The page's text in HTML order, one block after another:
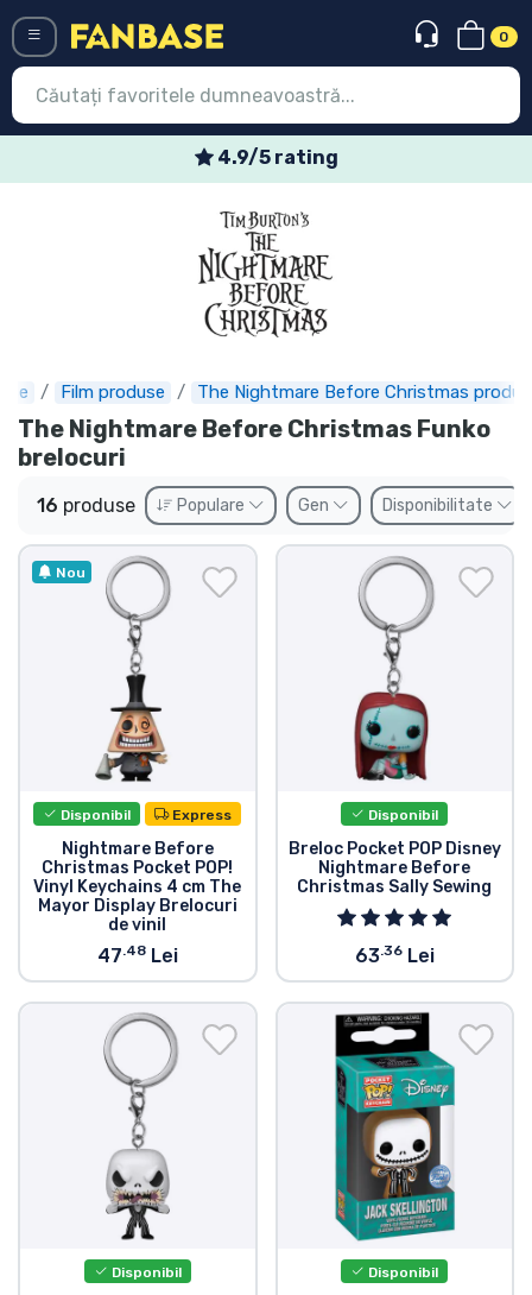
0
4.9/5 rating
Film produse The Nightmare Before Christmas
The Nightmare Before Christmas Funko
brelocuri
16 produse Populare Gen Disponibilitate
Nou
Disponibil Express
Nightmare Before
Christmas Pocket POP!
Vinyl Keychains 4 cm The
Mayor Display Brelocuri
de vinil
47.48Lei
Disponibil
Breloc Pocket POP Disney
Nightmare Before
Christmas Sally Sewing
63.36Lei
Disponibil Disponibil
Expres
Precomenzi
Outlet produse
Transport și plată
Sortare după serie
Sortare după filme
Sortare după desene animate
Sortare după Anime
Sortare după jocuri
Sortare după sport
Sortare după muzică
Tipuri de produse
Mărci